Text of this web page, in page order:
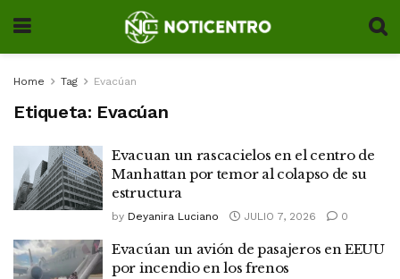
Home Tag Evacúan
Etiqueta: Evacúan
Evacuan un rascacielos en el centro de
Manhattan por temor al colapso de su
estructura
by Deyanira Luciano JULIO 7, 2026 0
Evacúan un avión de pasajeros en EEUU
por incendio en los frenos